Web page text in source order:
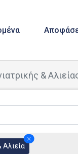
&
Αλιεία